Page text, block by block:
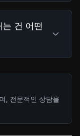
건 어떤
, 전문적인 상담을